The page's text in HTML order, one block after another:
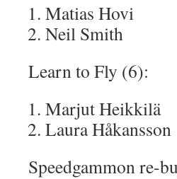
Matias Hovi
Neil Smith
Learn to Fly (6):
Marjut Heikkilä
Laura Håkansson
Speedgammon re-